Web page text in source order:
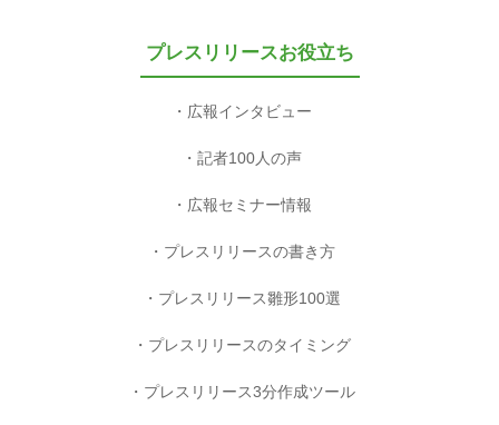
プレスリリースお役立ち
広報インタビュー
記者100人の声
広報セミナー情報
プレスリリースの書き方
プレスリリース雛形100選
プレスリリースのタイミング
プレスリリース3分作成ツール